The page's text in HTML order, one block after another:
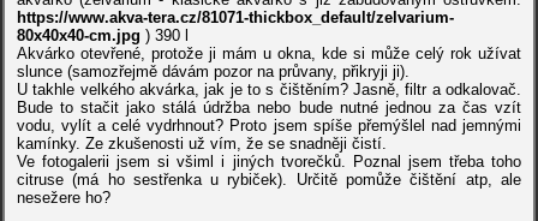
https://www.akva-tera.cz/81071-thickbox_default/zelvarium-
80x40x40-cm.jpg ) 390 l
Akvárko otevřené, protože ji mám u okna, kde si může celý rok užívat
slunce (samozřejmě dávám pozor na průvany, přikryji ji).
U takhle velkého akvárka, jak je to s čištěním? Jasně, filtr a odkalovač.
Bude to stačit jako stálá údržba nebo bude nutné jednou za čas vzít
vodu, vylít a celé vydrhnout? Proto jsem spíše přemýšlel nad jemnými
kamínky. Ze zkušenosti už vím, že se snadněji čistí.
Ve fotogalerii jsem si všiml i jiných tvorečků. Poznal jsem třeba toho
citruse (má ho sestřenka u rybiček). Určitě pomůže čištění atp, ale
nesežere ho?